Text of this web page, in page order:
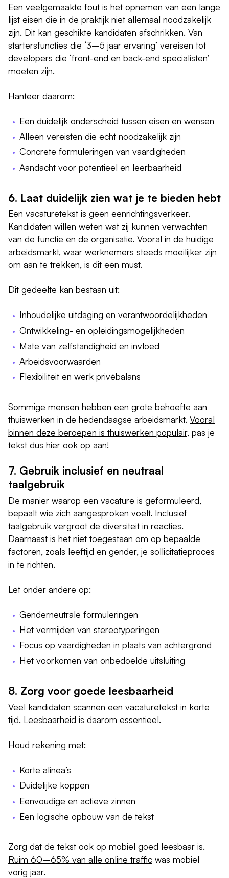
Een veelgemaakte fout is het opnemen van een lange
lijst eisen die in de praktijk niet allemaal noodzakelijk
zijn. Dit kan geschikte kandidaten afschrikken. Van
startersfuncties die ‘3–5 jaar ervaring’ vereisen tot
developers die ‘front-end en back-end specialisten’
moeten zijn.
Hanteer daarom:
Een duidelijk onderscheid tussen eisen en wensen
Alleen vereisten die echt noodzakelijk zijn
Concrete formuleringen van vaardigheden
Aandacht voor potentieel en leerbaarheid
6. Laat duidelijk zien wat je te bieden hebt
Een vacaturetekst is geen eenrichtingsverkeer.
Kandidaten willen weten wat zij kunnen verwachten
van de functie en de organisatie. Vooral in de huidige
arbeidsmarkt, waar werknemers steeds moeilijker zijn
om aan te trekken, is dit een must.
Dit gedeelte kan bestaan uit:
Inhoudelijke uitdaging en verantwoordelijkheden
Ontwikkeling- en opleidingsmogelijkheden
Mate van zelfstandigheid en invloed
Arbeidsvoorwaarden
Flexibiliteit en werk privébalans
Sommige mensen hebben een grote behoefte aan
thuiswerken in de hedendaagse arbeidsmarkt. Vooral
binnen deze beroepen is thuiswerken populair, pas je
tekst dus hier ook op aan!
7. Gebruik inclusief en neutraal
taalgebruik
De manier waarop een vacature is geformuleerd,
bepaalt wie zich aangesproken voelt. Inclusief
taalgebruik vergroot de diversiteit in reacties.
Daarnaast is het niet toegestaan om op bepaalde
factoren, zoals leeftijd en gender, je sollicitatieproces
in te richten.
Let onder andere op:
Genderneutrale formuleringen
Het vermijden van stereotyperingen
Focus op vaardigheden in plaats van achtergrond
Het voorkomen van onbedoelde uitsluiting
8. Zorg voor goede leesbaarheid
Veel kandidaten scannen een vacaturetekst in korte
tijd. Leesbaarheid is daarom essentieel.
Houd rekening met:
Korte alinea’s
Duidelijke koppen
Eenvoudige en actieve zinnen
Een logische opbouw van de tekst
Zorg dat de tekst ook op mobiel goed leesbaar is.
Ruim 60–65% van alle online traffic was mobiel
vorig jaar.